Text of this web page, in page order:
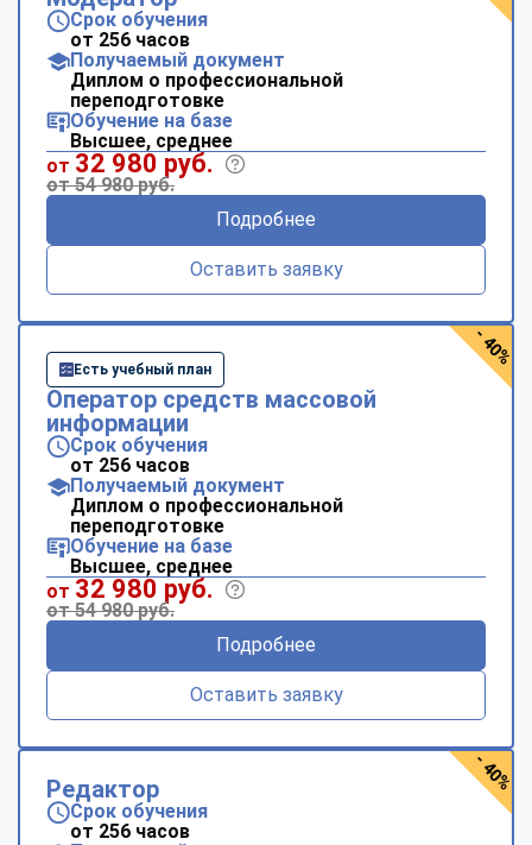
Срок обучения
от 256 часов
Получаемый документ
Диплом о профессиональной
переподготовке
Обучение на базе
Высшее, среднее
от 32 980 руб.
от 54 980 руб.
Подробнее
Оставить заявку
Есть учебный план
Оператор средств массовой
информации
Срок обучения
от 256 часов
Получаемый документ
Диплом о профессиональной
переподготовке
Обучение на базе
Высшее, среднее
от 32 980 руб.
от 54 980 руб.
Подробнее
Оставить заявку
- 40%
Редактор
Срок обучения
от 256 часов
- 40%